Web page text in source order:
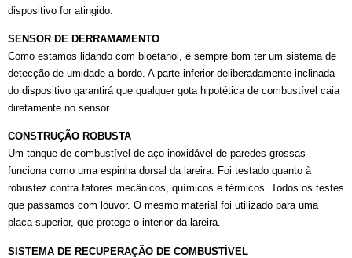
dispositivo for atingido.
SENSOR DE DERRAMAMENTO
Como estamos lidando com bioetanol, é sempre bom ter um sistema de
detecção de umidade a bordo. A parte inferior deliberadamente inclinada
do dispositivo garantirá que qualquer gota hipotética de combustível caia
diretamente no sensor.
CONSTRUÇÃO ROBUSTA
Um tanque de combustível de aço inoxidável de paredes grossas
funciona como uma espinha dorsal da lareira. Foi testado quanto à
robustez contra fatores mecânicos, químicos e térmicos. Todos os testes
que passamos com louvor. O mesmo material foi utilizado para uma
placa superior, que protege o interior da lareira.
SISTEMA DE RECUPERAÇÃO DE COMBUSTÍVEL